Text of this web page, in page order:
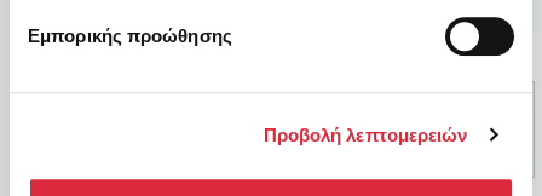
Εμπορικής προώθησης
Προβολή λεπτομερειών